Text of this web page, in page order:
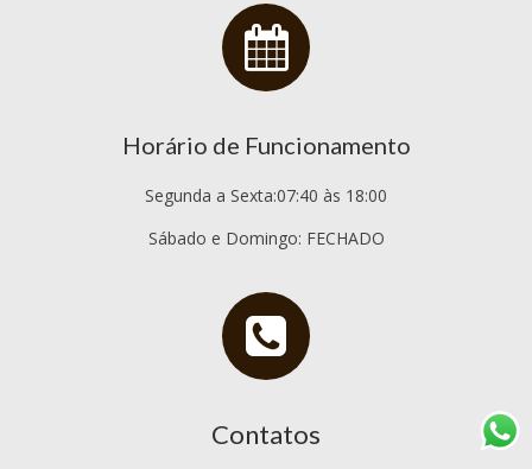
Horário de Funcionamento
Segunda a Sexta:07:40 às 18:00
Sábado e Domingo: FECHADO
Contatos